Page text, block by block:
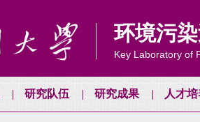
环境污
Key Laboratory of
研究队伍 研究成果 人才